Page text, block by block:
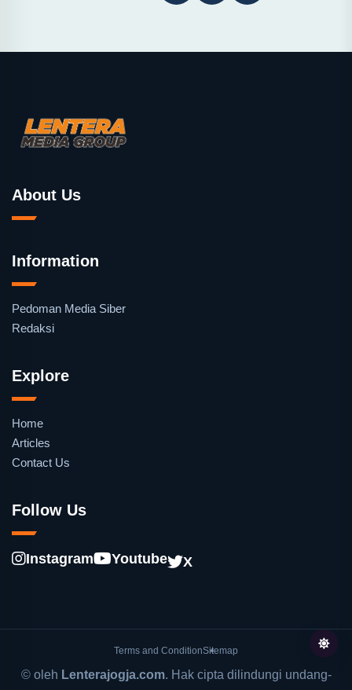
About Us
Information
Pedoman Media Siber
Redaksi
Explore
Home
Articles
Contact Us
Follow Us
Instagram Youtube X
Terms and ConditionSitemap
© oleh Lenterajogja.com. Hak cipta dilindungi undang-